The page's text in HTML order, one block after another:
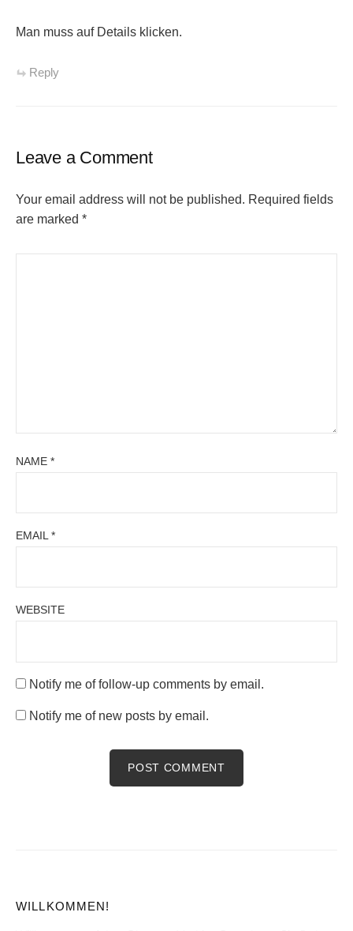
Man muss auf Details klicken.
Reply
Leave a Comment
Your email address will not be published. Required fields
are marked *
NAME *
EMAIL *
WEBSITE
Notify me of follow-up comments by email.
Notify me of new posts by email.
WILLKOMMEN!